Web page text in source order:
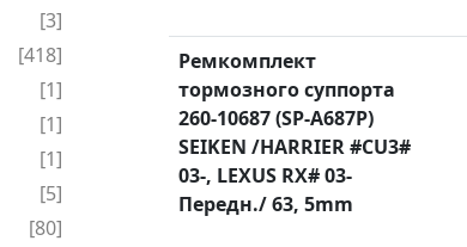
[3]
[418]
[1]
[1]
[1]
[5]
[80]
Ремкомплект
тормозного суппорта
260-10687 (SP-A687P)
SEIKEN /HARRIER #CU3#
03-, LEXUS RX# 03-
Передн./ 63, 5mm